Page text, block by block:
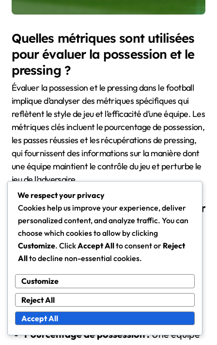
Quelles métriques sont utilisées
pour évaluer la possession et le
pressing ?
Évaluer la possession et le pressing dans le football
implique d’analyser des métriques spécifiques qui
reflètent le style de jeu et l’efficacité d’une équipe. Les
métriques clés incluent le pourcentage de possession,
les passes réussies et les récupérations de pressing,
qui fournissent des informations sur la manière dont
une équipe maintient le contrôle du jeu et perturbe le
jeu de l’adversaire.
Indicateurs de performance clés pour
la possession
Les métriques de possession se concentrent sur
l’efficacité avec laquelle une équipe contrôle le ballon
élevé indique généralement une domination, mais il
est essentiel de considérer la qualité de cette
possession également.
Pourcentage de possession :Une équipe
We respect your privacy
Cookies help us improve your experience, deliver
personalized content, and analyze traffic. You can
choose which cookies to allow by clicking
Customize. ClickAccept Allto consent or Reject
Allto decline non-essential cookies.
Customize
Reject All
Accept All